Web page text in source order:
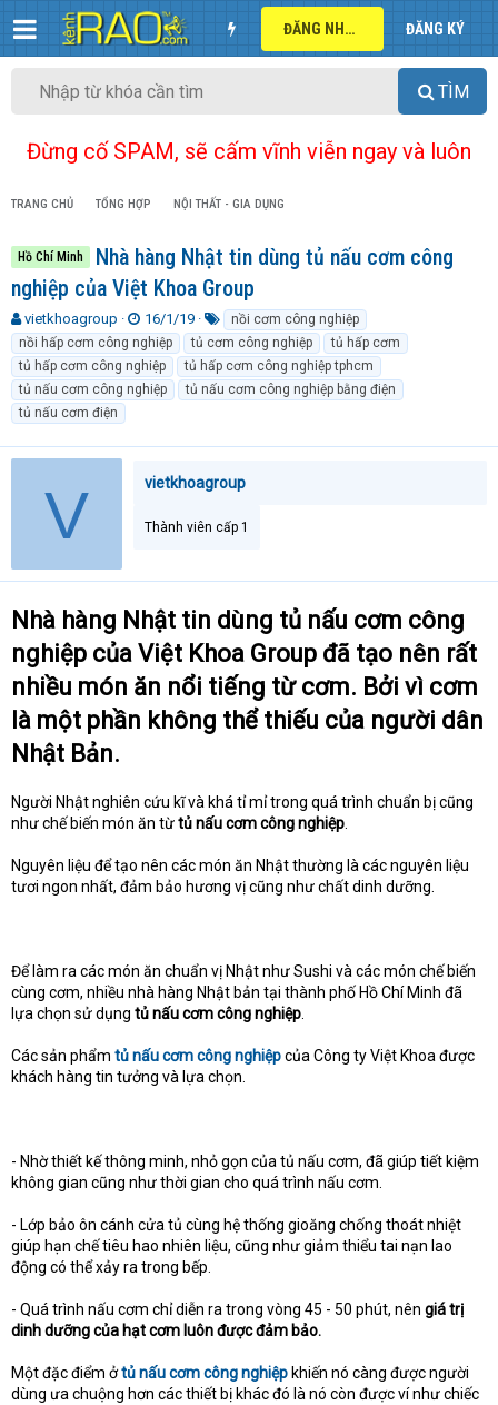
ĐĂNG NHẬP ĐĂNG KÝ
TÌM
Đừng cố SPAM, sẽ cấm vĩnh viễn ngay và luôn
TRANG CHỦ TỔNG HỢP NỘI THẤT - GIA DỤNG
Hồ Chí Minh
Nhà hàng Nhật tin dùng tủ nấu cơm công
nghiệp của Việt Khoa Group
T
h
r
e
a
d
t
vietkhoagroup
N
g
à
y
g
16/1/19
ừ
k
h
ó
nồi cơm công nghiệp
nồi hấp cơm công nghiệp
tủ cơm công nghiệp
tủ hấp cơm
tủ hấp cơm công nghiệp
tủ hấp cơm công nghiệp tphcm
tủ nấu cơm công nghiệp
tủ nấu cơm công nghiệp bằng điện
tủ nấu cơm điện
V vietkhoagroup
Thành viên cấp 1
Nhà hàng Nhật tin dùng tủ nấu cơm công
nghiệp của Việt Khoa Group đã tạo nên rất
nhiều món ăn nổi tiếng từ cơm. Bởi vì cơm
là một phần không thể thiếu của người dân
Nhật Bản.
Người Nhật nghiên cứu kĩ và khá tỉ mỉ trong quá trình chuẩn bị cũng
như chế biến món ăn từtủ nấu cơm công nghiệp.
Nguyên liệu để tạo nên các món ăn Nhật thường là các nguyên liệu
tươi ngon nhất, đảm bảo hương vị cũng như chất dinh dưỡng.
Để làm ra các món ăn chuẩn vị Nhật như Sushi và các món chế biến
cùng cơm, nhiều nhà hàng Nhật bản tại thành phố Hồ Chí Minh đã
lựa chọn sử dụng tủ nấu cơm công nghiệp.
Các sản phẩm tủ nấu cơm công nghiệpcủa Công ty Việt Khoa được
khách hàng tin tưởng và lựa chọn.
- Nhờ thiết kế thông minh, nhỏ gọn của tủ nấu cơm, đã giúp tiết kiệm
không gian cũng như thời gian cho quá trình nấu cơm.
- Lớp bảo ôn cánh cửa tủ cùng hệ thống gioăng chống thoát nhiệt
giúp hạn chế tiêu hao nhiên liệu, cũng như giảm thiểu tai nạn lao
động có thể xảy ra trong bếp.
- Quá trình nấu cơm chỉ diễn ra trong vòng 45 - 50 phút, nên giá trị
dinh dưỡng của hạt cơm luôn được đảm bảo.
Một đặc điểm ởtủ nấu cơm công nghiệp khiến nó càng được người
dùng ưa chuộng hơn các thiết bị khác đó là nó còn được ví như chiếc